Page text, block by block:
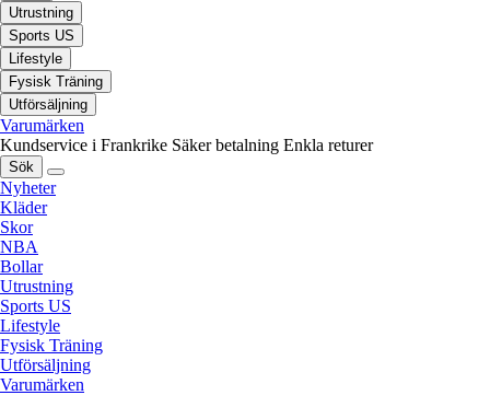
Utrustning
Sports US
Lifestyle
Fysisk Träning
Utförsäljning
Varumärken
Kundservice i Frankrike Säker betalning Enkla returer
Sök
Nyheter
Kläder
Skor
NBA
Bollar
Utrustning
Sports US
Lifestyle
Fysisk Träning
Utförsäljning
Varumärken